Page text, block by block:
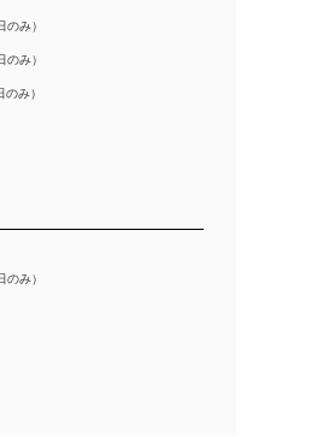
み）
み）
み）
み）